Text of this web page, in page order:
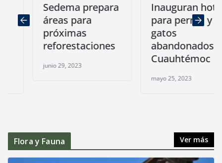
Sedema prepara
áreas para
próximas
reforestaciones
junio 29, 2023
Inauguran hotel
para perros y
gatos
abandonados en
Cuauhtémoc
mayo 25, 2023
Flora y Fauna Ver más